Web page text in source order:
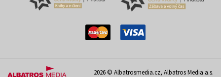
2026 © Albatrosmedia.cz, Albatros Media a.s.